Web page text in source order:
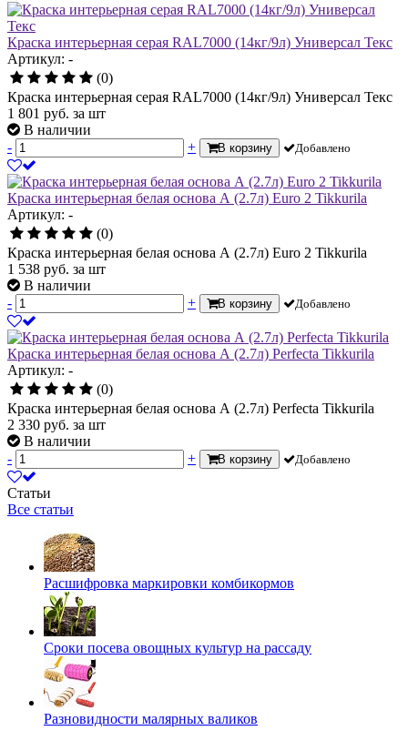
Краска интерьерная серая RAL7000 (14кг/9л) Универсал Текс
Артикул: -
(0)
Краска интерьерная серая RAL7000 (14кг/9л) Универсал Текс
1 801 руб. за шт
В наличии
-
+ В корзину Добавлено
Краска интерьерная белая основа А (2.7л) Euro 2 Tikkurila
Артикул: -
(0)
Краска интерьерная белая основа А (2.7л) Euro 2 Tikkurila
1 538 руб. за шт
В наличии
-
+ В корзину Добавлено
Краска интерьерная белая основа А (2.7л) Perfecta Tikkurila
Артикул: -
(0)
Краска интерьерная белая основа А (2.7л) Perfecta Tikkurila
2 330 руб. за шт
В наличии
-
+ В корзину Добавлено
Статьи
Все статьи
Расшифровка маркировки комбикормов
Сроки посева овощных культур на рассаду
Разновидности малярных валиков